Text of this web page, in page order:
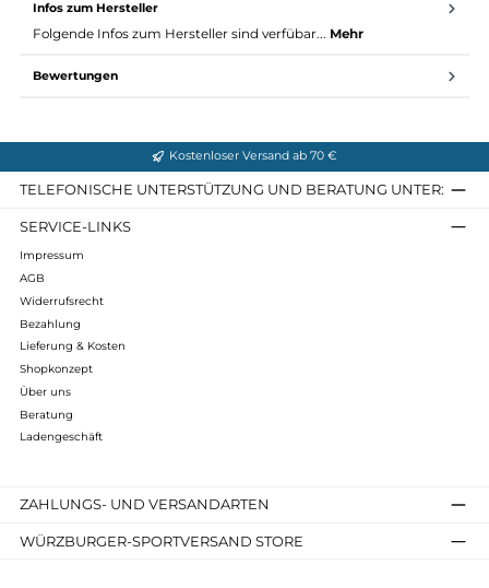
Infos zum Hersteller
Folgende Infos zum Hersteller sind verfübar...Mehr
Bewertungen
TELEFONISCHE UNTERSTÜTZUNG UND BERATUNG
Impressum
Bezahlung
Lieferung & Kosten